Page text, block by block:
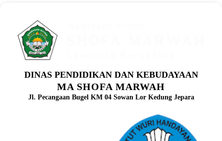
DINAS PENDIDIKAN DAN KEBUDAYAAN
MA SHOFA MARWAH
Jl. Pecangaan Bugel KM 04 Sowan Lor Kedung Jepara